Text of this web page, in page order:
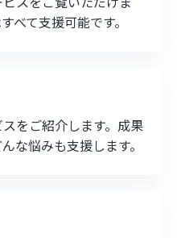
べて支援可能です。
をご紹介します。成果
な悩みも支援します。